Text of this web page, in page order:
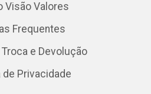
Visão Valores
Frequentes
e Devolução
de Privacidade